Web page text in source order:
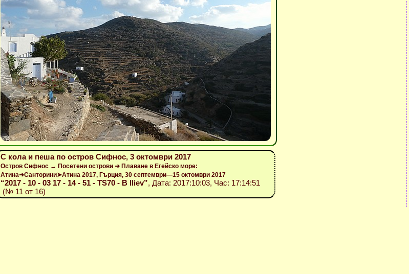
С кола и пеша по остров Сифнос, 3 октомври 2017
Остров Сифнос → Посетени острови ➜ Плаване в Егейско море:
Атина➜Санторини➤Атина 2017, Гърция, 30 септември—15 октомври 2017
“2017 - 10 - 03 17 - 14 - 51 - TS70 - B Iliev”, Дата: 2017:10:03, Час: 17:14:51
(№ 11 от 16)